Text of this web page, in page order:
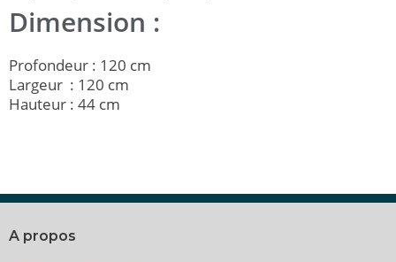
Dimension :
Profondeur : 120 cm
Largeur : 120 cm
Hauteur : 44 cm
A propos